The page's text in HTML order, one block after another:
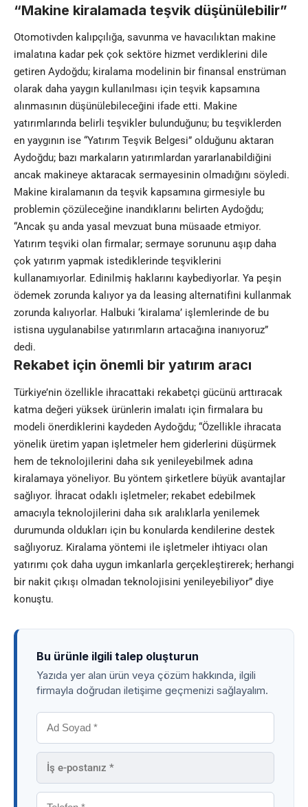
“Makine kiralamada teşvik düşünülebilir”
Otomotivden kalıpçılığa, savunma ve havacılıktan makine
imalatına kadar pek çok sektöre hizmet verdiklerini dile
getiren Aydoğdu; kiralama modelinin bir finansal enstrüman
olarak daha yaygın kullanılması için teşvik kapsamına
alınmasının düşünülebileceğini ifade etti. Makine
yatırımlarında belirli teşvikler bulunduğunu; bu teşviklerden
en yaygının ise “Yatırım Teşvik Belgesi” olduğunu aktaran
Aydoğdu; bazı markaların yatırımlardan yararlanabildiğini
ancak makineye aktaracak sermayesinin olmadığını söyledi.
Makine kiralamanın da teşvik kapsamına girmesiyle bu
problemin çözüleceğine inandıklarını belirten Aydoğdu;
“Ancak şu anda yasal mevzuat buna müsaade etmiyor.
Yatırım teşviki olan firmalar; sermaye sorununu aşıp daha
çok yatırım yapmak istediklerinde teşviklerini
kullanamıyorlar. Edinilmiş haklarını kaybediyorlar. Ya peşin
ödemek zorunda kalıyor ya da leasing alternatifini kullanmak
zorunda kalıyorlar. Halbuki ‘kiralama’ işlemlerinde de bu
istisna uygulanabilse yatırımların artacağına inanıyoruz”
dedi.
Rekabet için önemli bir yatırım aracı
Türkiye’nin özellikle ihracattaki rekabetçi gücünü arttıracak
katma değeri yüksek ürünlerin imalatı için firmalara bu
modeli önerdiklerini kaydeden Aydoğdu; “Özellikle ihracata
yönelik üretim yapan işletmeler hem giderlerini düşürmek
hem de teknolojilerini daha sık yenileyebilmek adına
kiralamaya yöneliyor. Bu yöntem şirketlere büyük avantajlar
sağlıyor. İhracat odaklı işletmeler; rekabet edebilmek
amacıyla teknolojilerini daha sık aralıklarla yenilemek
durumunda oldukları için bu konularda kendilerine destek
sağlıyoruz. Kiralama yöntemi ile işletmeler ihtiyacı olan
yatırımı çok daha uygun imkanlarla gerçekleştirerek; herhangi
bir nakit çıkışı olmadan teknolojisini yenileyebiliyor” diye
konuştu.
Bu ürünle ilgili talep oluşturun
Yazıda yer alan ürün veya çözüm hakkında, ilgili
firmayla doğrudan iletişime geçmenizi sağlayalım.